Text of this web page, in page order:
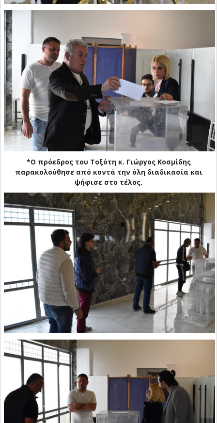
*Ο πρόεδρος του Τοξότη κ. Γιώργος Κοσμίδης
παρακολούθησε από κοντά την όλη διαδικασία και
ψήφισε στο τέλος.